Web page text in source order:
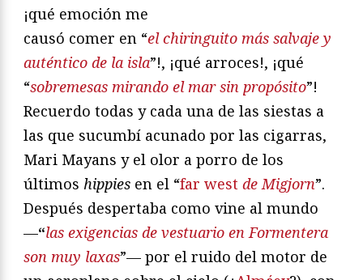
¡qué emoción me
causó comer en “el chiringuito más salvaje y
auténtico de la isla”!, ¡qué arroces!, ¡qué
“sobremesas mirando el mar sin propósito”!
Recuerdo todas y cada una de las siestas a
las que sucumbí acunado por las cigarras,
Mari Mayans y el olor a porro de los
últimos hippies en el “far west de Migjorn”.
Después despertaba como vine al mundo
—“las exigencias de vestuario en Formentera
son muy laxas”— por el ruido del motor de